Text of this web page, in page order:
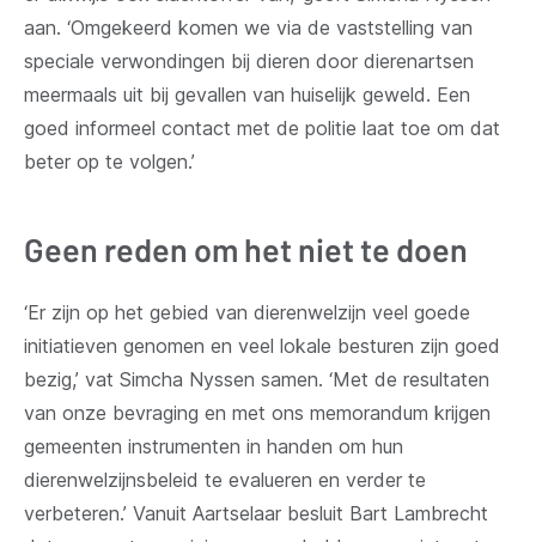
aan. ‘Omgekeerd komen we via de vaststelling van
speciale verwondingen bij dieren door dierenartsen
meermaals uit bij gevallen van huiselijk geweld. Een
goed informeel contact met de politie laat toe om dat
beter op te volgen.’
Geen reden om het niet te doen
‘Er zijn op het gebied van dierenwelzijn veel goede
initiatieven genomen en veel lokale besturen zijn goed
bezig,’ vat Simcha Nyssen samen. ‘Met de resultaten
van onze bevraging en met ons memorandum krijgen
gemeenten instrumenten in handen om hun
dierenwelzijnsbeleid te evalueren en verder te
verbeteren.’ Vanuit Aartselaar besluit Bart Lambrecht